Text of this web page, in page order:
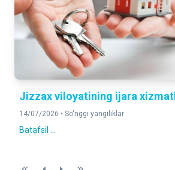
Jizzax viloyatining ijara
14/07/2026 • So'nggi yangiliklar
Batafsil ...